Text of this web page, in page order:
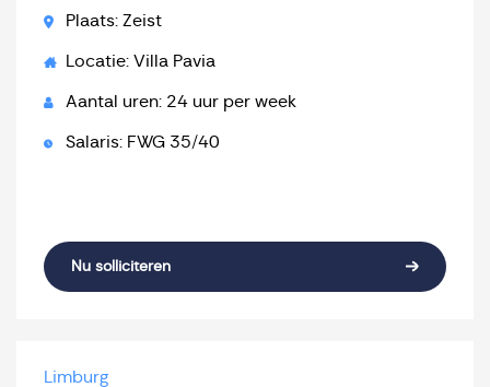
Plaats: Zeist
Locatie: Villa Pavia
Aantal uren: 24 uur per week
Salaris: FWG 35/40
Nu solliciteren
Limburg